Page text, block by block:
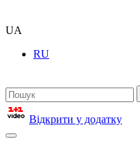
UA
RU
Відкрити у додатку